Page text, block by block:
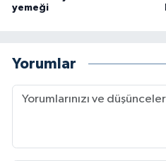
yemeği
Yorumlar